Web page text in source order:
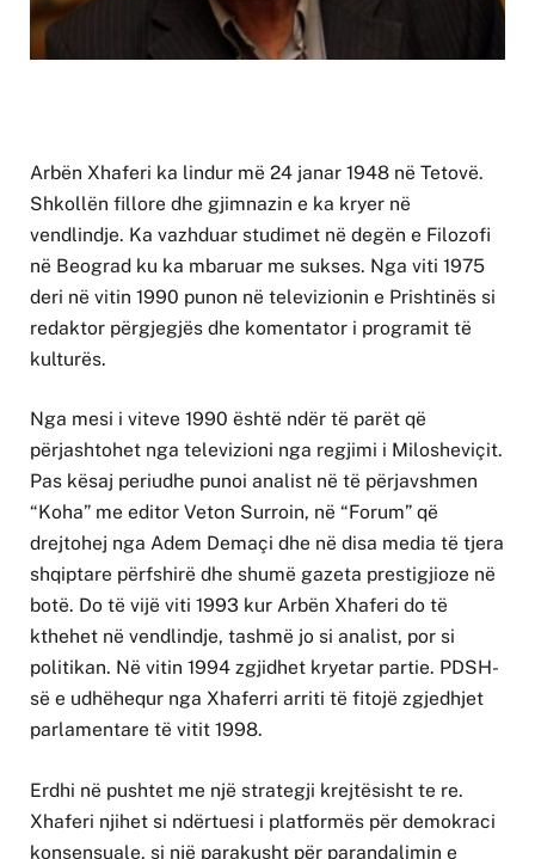
Arbën Xhaferi ka lindur më 24 janar 1948 në Tetovë.
Shkollën fillore dhe gjimnazin e ka kryer në
vendlindje. Ka vazhduar studimet në degën e Filozofi
në Beograd ku ka mbaruar me sukses. Nga viti 1975
deri në vitin 1990 punon në televizionin e Prishtinës si
redaktor përgjegjës dhe komentator i programit të
kulturës.
Nga mesi i viteve 1990 është ndër të parët që
përjashtohet nga televizioni nga regjimi i Milosheviçit.
Pas kësaj periudhe punoi analist në të përjavshmen
“Koha” me editor Veton Surroin, në “Forum” që
drejtohej nga Adem Demaçi dhe në disa media të tjera
shqiptare përfshirë dhe shumë gazeta prestigjioze në
botë. Do të vijë viti 1993 kur Arbën Xhaferi do të
kthehet në vendlindje, tashmë jo si analist, por si
politikan. Në vitin 1994 zgjidhet kryetar partie. PDSH-
së e udhëhequr nga Xhaferri arriti të fitojë zgjedhjet
parlamentare të vitit 1998.
Erdhi në pushtet me një strategji krejtësisht te re.
Xhaferi njihet si ndërtuesi i platformës për demokraci
konsensuale, si një parakusht për parandalimin e